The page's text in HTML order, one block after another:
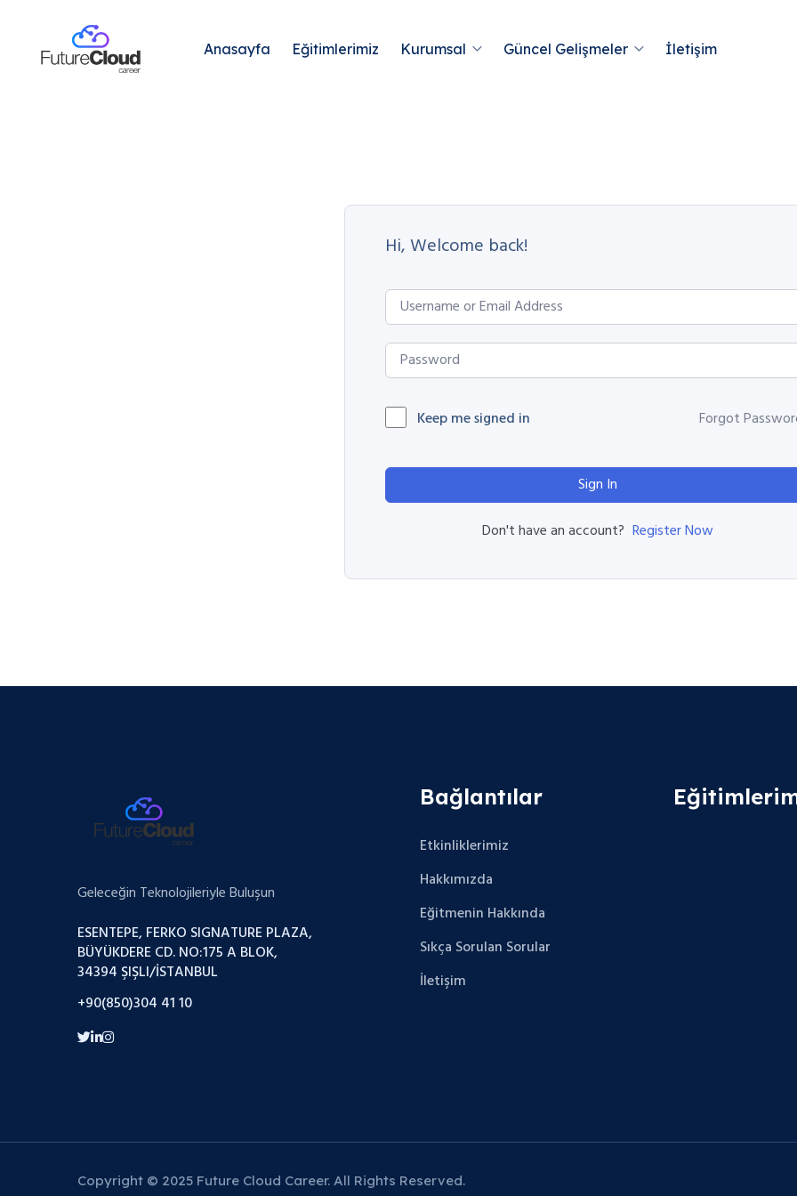
Anasayfa Eğitimlerimiz Kurumsal Güncel Gelişmeler İletişim
Hi, Welcome back!
Keep me signed in Forgot
Sign In
Don't have an account? Register Now
Geleceğin Teknolojileriyle Buluşun
ESENTEPE, FERKO SIGNATURE PLAZA,
BÜYÜKDERE CD. NO:175 A BLOK,
34394 ŞIŞLI/İSTANBUL
+90(850)304 41 10
Bağlantılar
Etkinliklerimiz
Hakkımızda
Eğitmenin Hakkında
Sıkça Sorulan Sorular
İletişim
Copyright © 2025 Future Cloud Career. All Rights Reserved.